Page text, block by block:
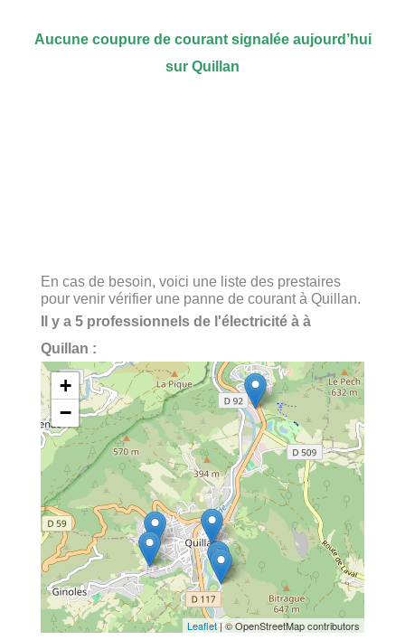
Aucune coupure de courant signalée aujourd’hui
sur Quillan
En cas de besoin, voici une liste des prestaires
pour venir vérifier une panne de courant à Quillan.
Il y a 5 professionnels de l'électricité à à
Quillan :
+
−
Leaflet| © OpenStreetMap contributors